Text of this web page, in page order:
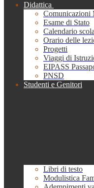
Didattica
Comunicazioni
Esame di Stato
Calendario
Orario delle
Progetti
Viaggi di
EIPASS
PNSD
Studenti e Genitori
Libri di testo
Modulistica